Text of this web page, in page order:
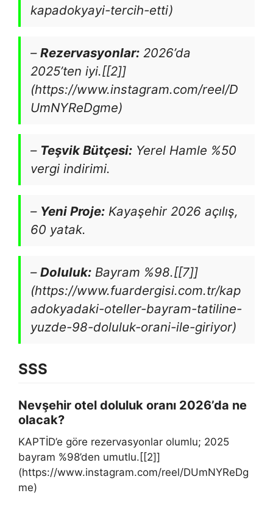
kapadokyayi-tercih-etti)
– Rezervasyonlar: 2026’da
2025’ten iyi.[[2]]
(https://www.instagram.com/reel/D
UmNYReDgme)
– Teşvik Bütçesi: Yerel Hamle %50
vergi indirimi.
– Yeni Proje: Kayaşehir 2026 açılış,
60 yatak.
– Doluluk: Bayram %98.[[7]]
(https://www.fuardergisi.com.tr/kap
adokyadaki-oteller-bayram-tatiline-
yuzde-98-doluluk-orani-ile-giriyor)
SSS
Nevşehir otel doluluk oranı 2026’da ne
olacak?
KAPTİD’e göre rezervasyonlar olumlu; 2025
bayram %98’den umutlu.[[2]]
(https://www.instagram.com/reel/DUmNYReDg
me)